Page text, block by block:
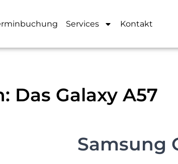
Services Kontakt
Das Galaxy A57
Samsung